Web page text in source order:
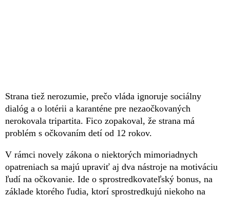
Strana tiež nerozumie, prečo vláda ignoruje sociálny
dialóg a o lotérii a karanténe pre nezaočkovaných
nerokovala tripartita. Fico zopakoval, že strana má
problém s očkovaním detí od 12 rokov.
V rámci novely zákona o niektorých mimoriadnych
opatreniach sa majú upraviť aj dva nástroje na motiváciu
ľudí na očkovanie. Ide o sprostredkovateľský bonus, na
základe ktorého ľudia, ktorí sprostredkujú niekoho na